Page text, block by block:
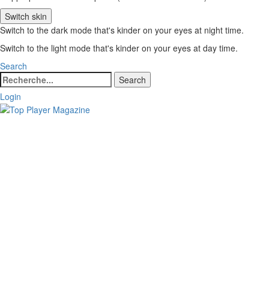
Switch skin
Switch to the dark mode that's kinder on your eyes at night time.
Switch to the light mode that's kinder on your eyes at day time.
Search
Search
for:
Search
Login